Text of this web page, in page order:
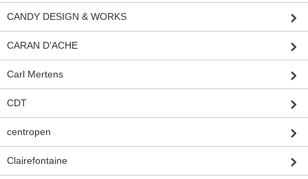
CANDY DESIGN & WORKS
CARAN D'ACHE
Carl Mertens
CDT
centropen
Clairefontaine